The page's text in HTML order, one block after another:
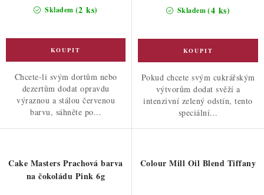
Skladem (2 ks)
Chcete-li svým dortům nebo
dezertům dodat opravdu
výraznou a stálou červenou
barvu, sáhněte po...
Skladem(4 ks)
Pokud chcete svým cukrářským
výtvorům dodat svěží a
intenzivní zelený odstín, tento
speciální...
Cake Masters Prachová barva
na čokoládu Pink 6g
Colour Mill Oil Blend Tiffany